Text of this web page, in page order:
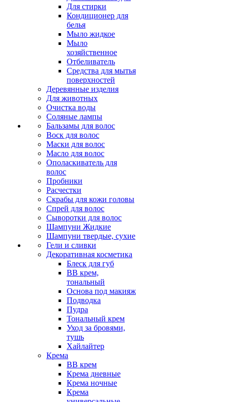
Для стирки
Кондиционер для
белья
Мыло жидкое
Мыло
хозяйственное
Отбеливатель
Средства для мытья
поверхностей
Деревянные изделия
Для животных
Очистка воды
Соляные лампы
Бальзамы для волос
Воск для волос
Маски для волос
Масло для волос
Ополаскиватель для
волос
Пробники
Расчестки
Скрабы для кожи головы
Спрей для волос
Сыворотки для волос
Шампуни Жидкие
Шампуни твердые, сухие
Гели и сливки
Декоративная косметика
Блеск для губ
ВВ крем,
тональный
Основа под макияж
Подводка
Пудра
Тональный крем
Уход за бровями,
тушь
Хайлайтер
Крема
ВВ крем
Крема дневные
Крема ночные
Крема